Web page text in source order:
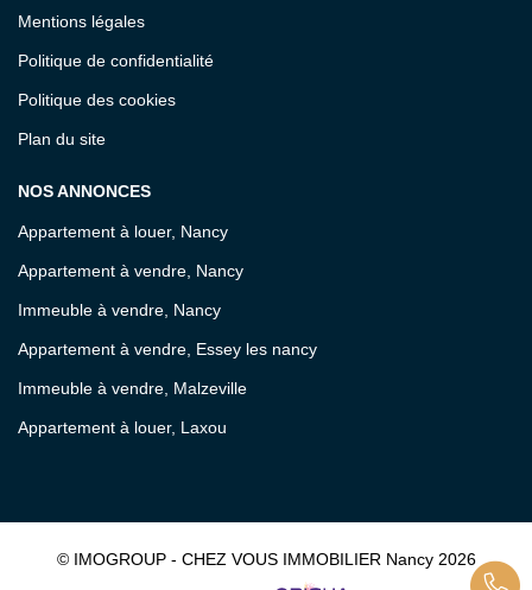
Mentions légales
Politique de confidentialité
Politique des cookies
Plan du site
NOS ANNONCES
Appartement à louer, Nancy
Appartement à vendre, Nancy
Immeuble à vendre, Nancy
Appartement à vendre, Essey les nancy
Immeuble à vendre, Malzeville
Appartement à louer, Laxou
© IMOGROUP - CHEZ VOUS IMMOBILIER Nancy 2026